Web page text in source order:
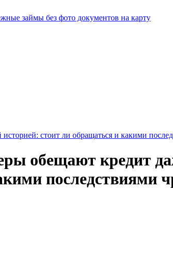
займы без фото документов на карту
стоит ли обращаться и какими
обещают кредит
последствиями